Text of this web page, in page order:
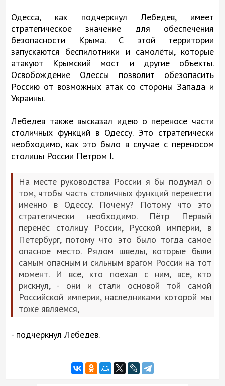
Одесса, как подчеркнул Лебедев, имеет
стратегическое значение для обеспечения
безопасности Крыма. С этой территории
запускаются беспилотники и самолёты, которые
атакуют Крымский мост и другие объекты.
Освобождение Одессы позволит обезопасить
Россию от возможных атак со стороны Запада и
Украины.
Лебедев также высказал идею о переносе части
столичных функций в Одессу. Это стратегически
необходимо, как это было в случае с переносом
столицы России Петром I.
На месте руководства России я бы подумал о
том, чтобы часть столичных функций перенести
именно в Одессу. Почему? Потому что это
стратегически необходимо. Пётр Первый
перенёс столицу России, Русской империи, в
Петербург, потому что это было тогда самое
опасное место. Рядом шведы, которые были
самым опасным и сильным врагом России на тот
момент. И все, кто поехал с ним, все, кто
рискнул, - они и стали основой той самой
Российской империи, наследниками которой мы
тоже являемся,
- подчеркнул Лебедев.